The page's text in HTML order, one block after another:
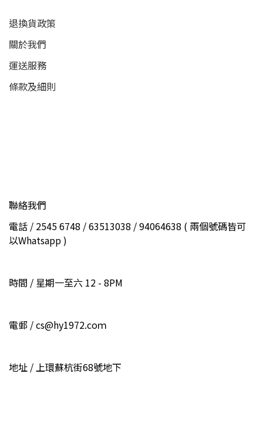
退換貨政策
關於我們
運送服務
條款及細則
聯絡我們
電話 / 2545 6748 / 63513038 / 94064638 ( 兩個號碼皆可
以Whatsapp )
時間 / 星期一至六 12 - 8PM
電郵 / cs@hy1972.coｍ
地址 / 上環蘇杭街68號地下